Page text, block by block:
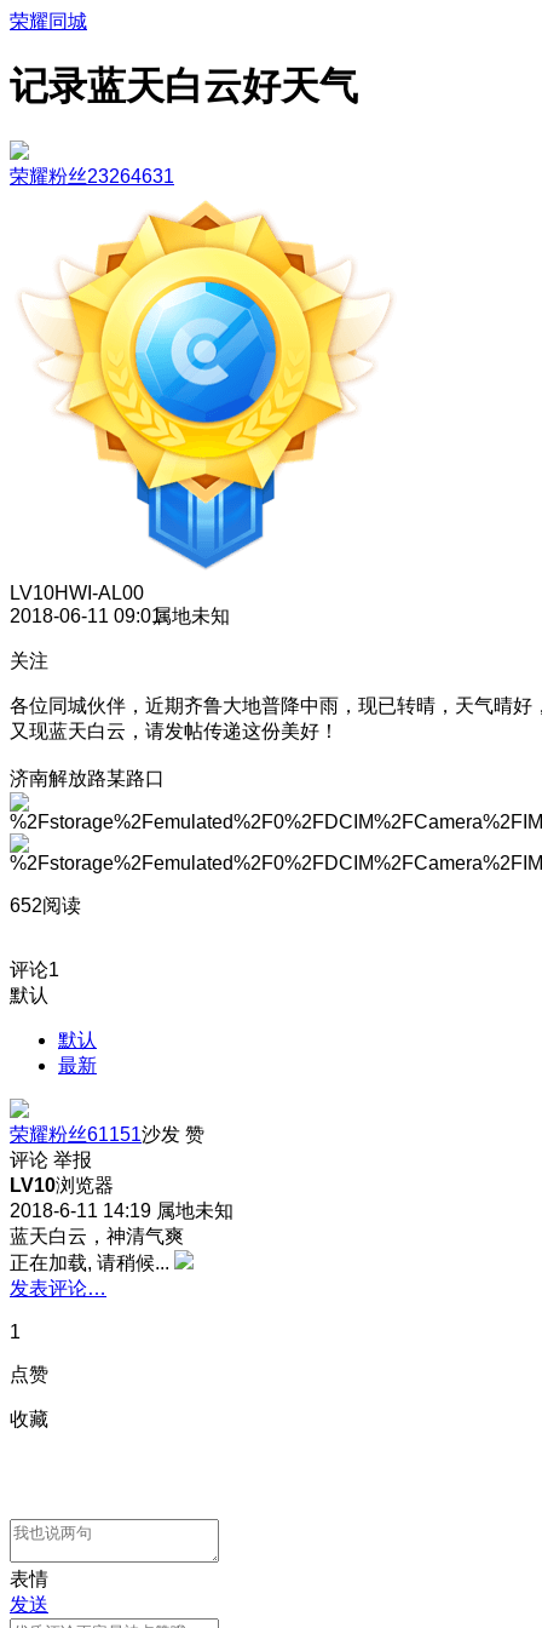
荣耀同城
记录蓝天白云好天气
荣耀粉丝23264631
LV10HWI-AL00
2018-06-11 09:01属地未知
关注
各位同城伙伴，近期齐鲁大地普降中雨，现已转晴，天气晴好
又现蓝天白云，请发帖传递这份美好！
济南解放路某路口
652阅读
评论1
默认
默认
最新
荣耀粉丝61151沙发 赞
评论 举报
LV10浏览器
2018-6-11 14:19 属地未知
蓝天白云，神清气爽
正在加载, 请稍候...
发表评论…
1
点赞
收藏
表情
发送